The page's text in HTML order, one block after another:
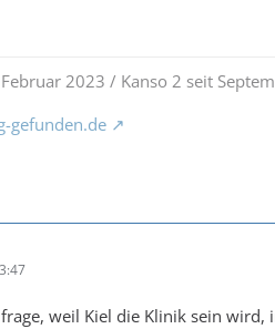
2023 / Kanso 2 seit
gefunden.de
weil Kiel die Klinik sein